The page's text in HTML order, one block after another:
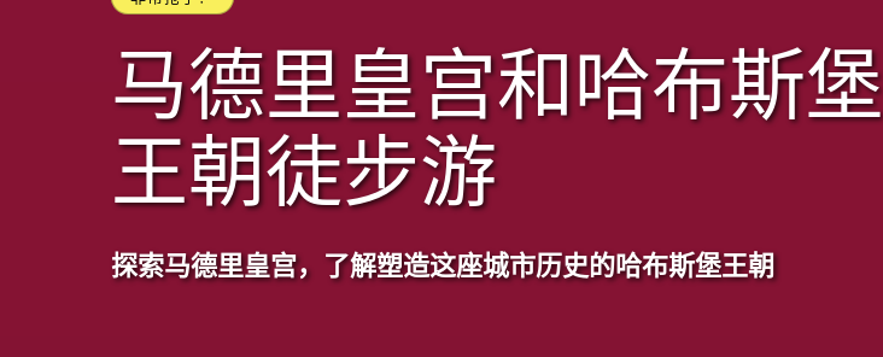
马德里皇宫和哈布斯堡
王朝徒步游
探索马德里皇宫，了解塑造这座城市历史的哈布斯堡王朝